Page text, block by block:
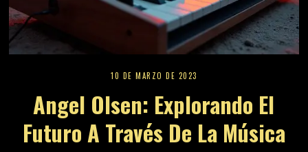
10 DE MARZO DE 2023
Angel Olsen: Explorando El
Futuro A Través De La Música